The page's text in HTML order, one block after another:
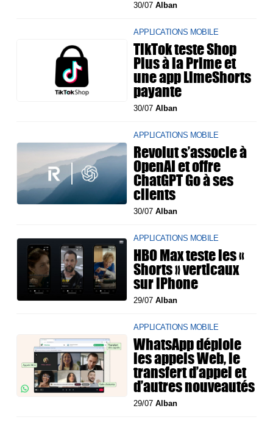
30/07Alban
APPLICATIONS MOBILE
TikTok teste Shop
Plus à la Prime et
une app LimeShorts
payante
30/07Alban
APPLICATIONS MOBILE
Revolut s’associe à
OpenAI et offre
ChatGPT Go à ses
clients
30/07Alban
APPLICATIONS MOBILE
HBO Max teste les «
Shorts » verticaux
sur iPhone
29/07Alban
APPLICATIONS MOBILE
WhatsApp déploie
les appels Web, le
transfert d’appel et
d’autres nouveautés
29/07Alban